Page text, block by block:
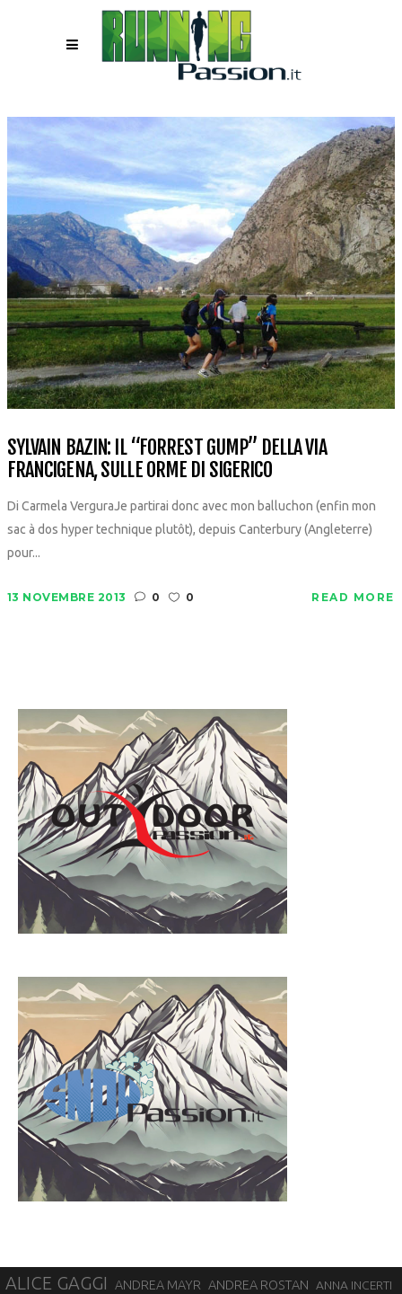
SYLVAIN BAZIN: IL “FORREST GUMP” DELLA VIA
FRANCIGENA, SULLE ORME DI SIGERICO
Di Carmela VerguraJe partirai donc avec mon balluchon (enfin mon
sac à dos hyper technique plutôt), depuis Canterbury (Angleterre)
pour...
13 NOVEMBRE 2013 0 0 READ MORE
ALICE GAGGI ANDREA MAYR ANDREA ROSTAN ANNA INCERTI